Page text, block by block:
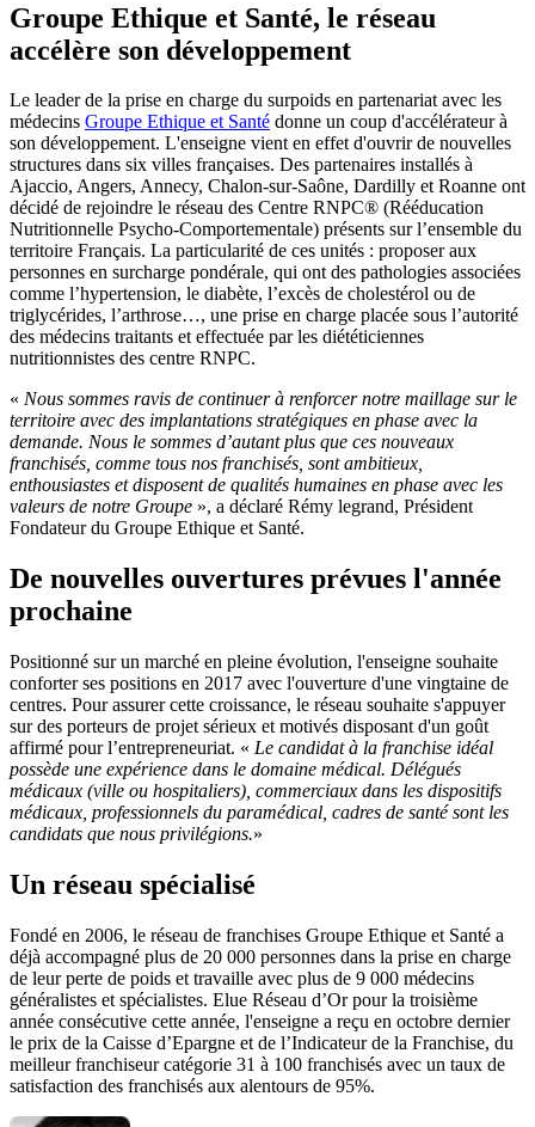
Groupe Ethique et Santé, le réseau
accélère son développement
Le leader de la prise en charge du surpoids en partenariat avec les
médecins Groupe Ethique et Santé donne un coup d'accélérateur à
son développement. L'enseigne vient en effet d'ouvrir de nouvelles
structures dans six villes françaises. Des partenaires installés à
Ajaccio, Angers, Annecy, Chalon-sur-Saône, Dardilly et Roanne ont
décidé de rejoindre le réseau des Centre RNPC® (Rééducation
Nutritionnelle Psycho-Comportementale) présents sur l’ensemble du
territoire Français.​ La particularité de ces unités : proposer aux
personnes en surcharge pondérale, qui ont des pathologies associées
comme l’hypertension, le diabète, l’excès de cholestérol ou de
triglycérides, l’arthrose…, une prise en charge placée sous l’autorité
des médecins traitants et effectuée par les diététiciennes
nutritionnistes des centre RNPC.
« Nous sommes ravis de continuer à renforcer notre maillage sur le
territoire avec des implantations stratégiques en phase avec la
demande. Nous le sommes d’autant plus que ces nouveaux
franchisés, comme tous nos franchisés, sont ambitieux,
enthousiastes et disposent de qualités humaines en phase avec les
valeurs de notre Groupe », a déclaré Rémy legrand, Président
Fondateur du Groupe Ethique et Santé.
De nouvelles ouvertures prévues l'année
prochaine
Positionné sur un marché en pleine évolution, l'enseigne souhaite
conforter ses positions en 2017 avec l'ouverture d'une vingtaine de
centres. Pour assurer cette croissance, le réseau souhaite s'appuyer
sur des porteurs de projet sérieux et motivés disposant d'un goût
affirmé pour l’entrepreneuriat. « Le candidat à la franchise idéal
possède une expérience dans le domaine médical. Délégués
médicaux (ville ou hospitaliers), commerciaux dans les dispositifs
médicaux, professionnels du paramédical, cadres de santé sont les
candidats que nous privilégions.»
Un réseau spécialisé
Fondé en 2006, le réseau de franchises Groupe Ethique et Santé a
déjà accompagné plus de 20 000 personnes dans la prise en charge
de leur perte de poids et travaille avec plus de 9 000 médecins
généralistes et spécialistes. Elue Réseau d’Or pour la troisième
année consécutive cette année, l'enseigne a reçu en octobre dernier
le prix de la Caisse d’Epargne et de l’Indicateur de la Franchise, du
meilleur franchiseur catégorie 31 à 100 franchisés avec un taux de
satisfaction des franchisés aux alentours de 95%.